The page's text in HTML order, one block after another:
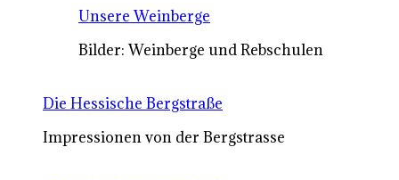
Unsere Weinberge
Bilder: Weinberge und Rebschulen
Die Hessische Bergstraße
Impressionen von der Bergstrasse